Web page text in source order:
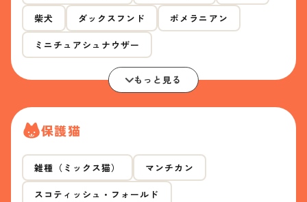
柴犬 ダックスフンド ポメラニアン
ミニチュアシュナウザー
もっと見る
保護猫
雑種（ミックス猫） マンチカン
スコティッシュ・フォールド